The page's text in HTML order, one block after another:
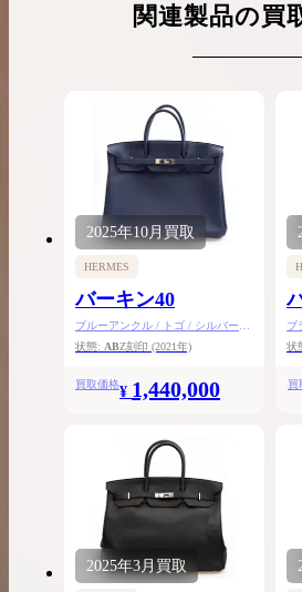
関連製品の買
2025年10月 買取
HERMES
バーキン40
ブルーアンクル / トゴ / シルバー金
具
状態: ABZ刻印 (2021年)
買取価格¥ 1,440,000
ブ
ル
状
買
2025年3月買取